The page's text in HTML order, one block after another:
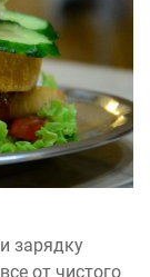
зарядку
от чистого